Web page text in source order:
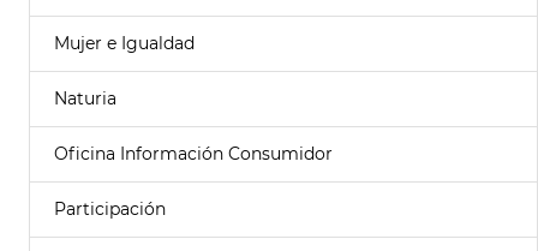
Mujer e Igualdad
Naturia
Oficina Información Consumidor
Participación